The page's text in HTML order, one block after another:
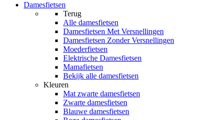
Damesfietsen
Terug
Alle damesfietsen
Damesfietsen Met Versnellingen
Damesfietsen Zonder Versnellingen
Moederfietsen
Elektrische Damesfietsen
Mamafietsen
Bekijk alle damesfietsen
Kleuren
Mat zwarte damesfietsen
Zwarte damesfietsen
Blauwe damesfietsen